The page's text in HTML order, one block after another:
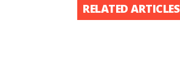
RELATED ARTICLES